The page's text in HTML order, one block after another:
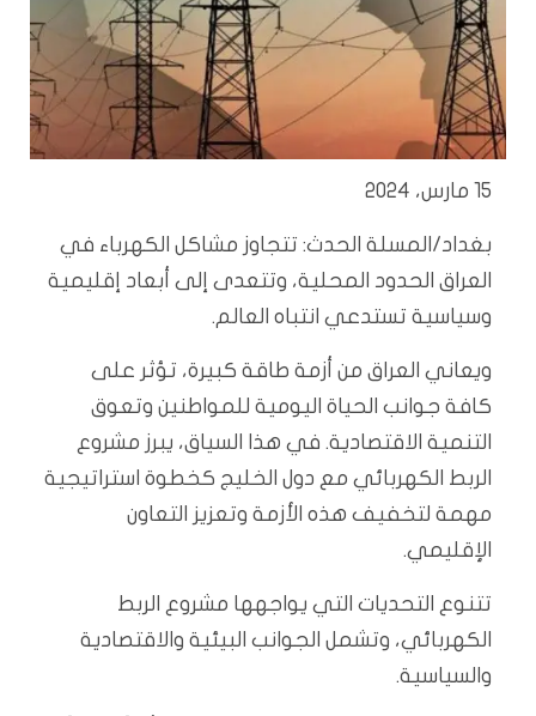
15 مارس، 2024
بغداد/المسلة الحدث: تتجاوز مشاكل الكهرباء في
العراق الحدود المحلية، وتتعدى إلى أبعاد إقليمية
وسياسية تستدعي انتباه العالم.
ويعاني العراق من أزمة طاقة كبيرة، تؤثر على
كافة جوانب الحياة اليومية للمواطنين وتعوق
التنمية الاقتصادية. في هذا السياق، يبرز مشروع
الربط الكهربائي مع دول الخليج كخطوة استراتيجية
مهمة لتخفيف هذه الأزمة وتعزيز التعاون
الإقليمي.
تتنوع التحديات التي يواجهها مشروع الربط
الكهربائي، وتشمل الجوانب البيئية والاقتصادية
والسياسية.